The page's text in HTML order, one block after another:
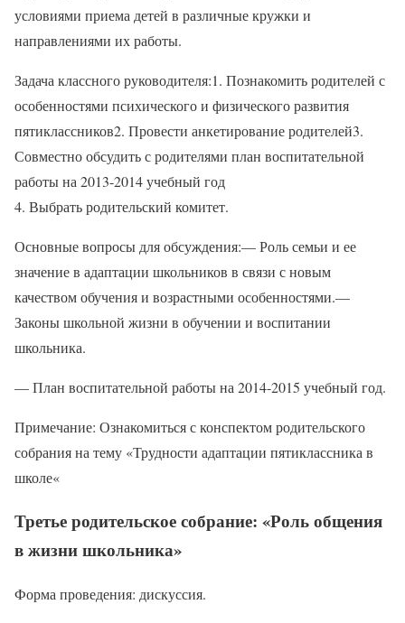
условиями приема детей в различные кружки и
направлениями их работы.
Задача классного руководителя:1. Познакомить родителей с
особенностями психического и физического развития
пятиклассников2. Провести анкетирование родителей3.
Совместно обсудить с родителями план воспитательной
работы на 2013-2014 учебный год
4. Выбрать родительский комитет.
Основные вопросы для обсуждения:— Роль семьи и ее
значение в адаптации школьников в связи с новым
качеством обучения и возрастными особенностями.—
Законы школьной жизни в обучении и воспитании
школьника.
— План воспитательной работы на 2014-2015 учебный год.
Примечание: Ознакомиться с конспектом родительского
собрания на тему «Трудности адаптации пятиклассника в
школе«
Третье родительское собрание: «Роль общения
в жизни школьника»
Форма проведения: дискуссия.